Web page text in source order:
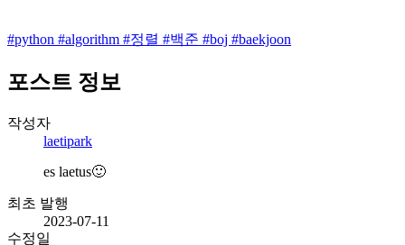
#python #algorithm #정렬 #백준 #boj #baekjoon
포스트 정보
작성자
laetipark
es laetus🙂
최초 발행
2023-07-11
수정일